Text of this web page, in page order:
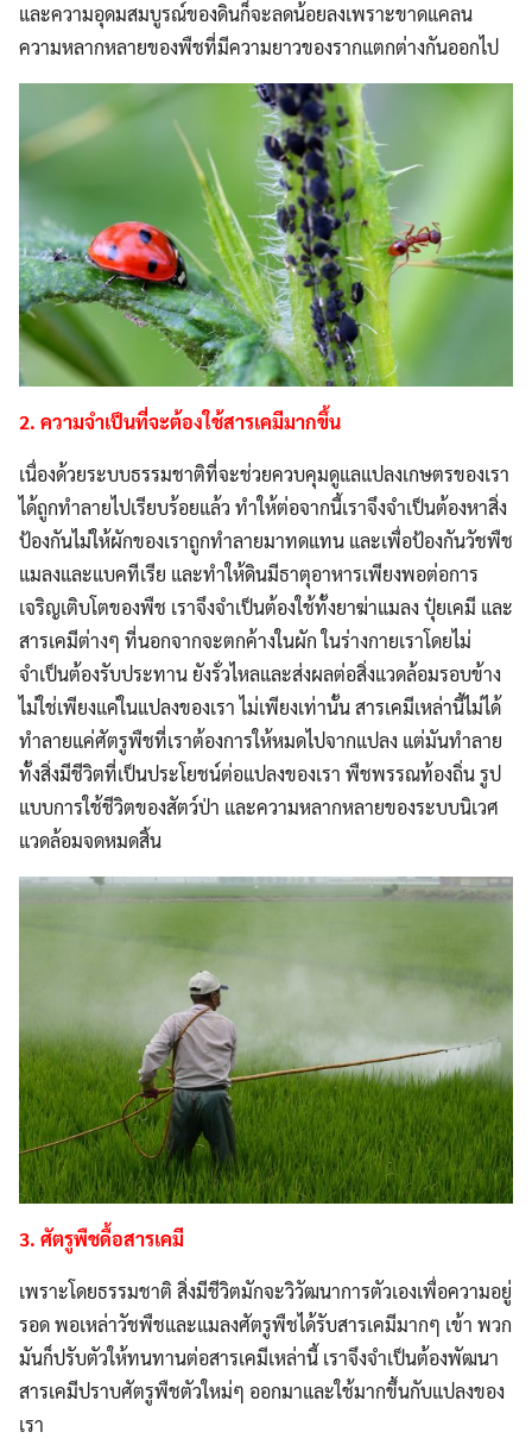
และความอุดมสมบูรณ์ของดินก็จะลดน้อยลงเพราะขาดแคลน
ความหลากหลายของพืชที่มีความยาวของรากแตกต่างกันออกไป
2. ความจำเป็นที่จะต้องใช้สารเคมีมากขึ้น
เนื่องด้วยระบบธรรมชาติที่จะช่วยควบคุมดูแลแปลงเกษตรของเรา
ได้ถูกทำลายไปเรียบร้อยแล้ว ทำให้ต่อจากนี้เราจึงจำเป็นต้องหาสิ่ง
ป้องกันไม่ให้ผักของเราถูกทำลายมาทดแทน และเพื่อป้องกันวัชพืช
แมลงและแบคทีเรีย และทำให้ดินมีธาตุอาหารเพียงพอต่อการ
เจริญเติบโตของพืช เราจึงจำเป็นต้องใช้ทั้งยาฆ่าแมลง ปุ๋ยเคมี และ
สารเคมีต่างๆ ที่นอกจากจะตกค้างในผัก ในร่างกายเราโดยไม่
จำเป็นต้องรับประทาน ยังรั่วไหลและส่งผลต่อสิ่งแวดล้อมรอบข้าง
ไม่ใช่เพียงแค่ในแปลงของเรา ไม่เพียงเท่านั้น สารเคมีเหล่านี้ไม่ได้
ทำลายแค่ศัตรูพืชที่เราต้องการให้หมดไปจากแปลง แต่มันทำลาย
ทั้งสิ่งมีชีวิตที่เป็นประโยชน์ต่อแปลงของเรา พืชพรรณท้องถิ่น รูป
แบบการใช้ชีวิตของสัตว์ป่า และความหลากหลายของระบบนิเวศ
แวดล้อมจดหมดสิ้น
3. ศัตรูพืชดื้อสารเคมี
เพราะโดยธรรมชาติ สิ่งมีชีวิตมักจะวิวัฒนาการตัวเองเพื่อความอยู่
รอด พอเหล่าวัชพืชและแมลงศัตรูพืชได้รับสารเคมีมากๆ เข้า พวก
มันก็ปรับตัวให้ทนทานต่อสารเคมีเหล่านี้ เราจึงจำเป็นต้องพัฒนา
สารเคมีปราบศัตรูพืชตัวใหม่ๆ ออกมาและใช้มากขึ้นกับแปลงของ
เรา